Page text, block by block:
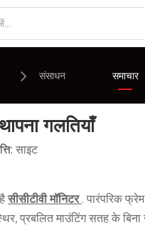
विभाजन दीवार प्रदर्शन
लाभ
संसाधन
अक्सर पूछे जाने वाले प्रश्न
समाचार
गलतियाँ
साइट
सीसीटीवी मॉनिटर . पारंपरिक
प्रबलित माउंटिंग सतह के